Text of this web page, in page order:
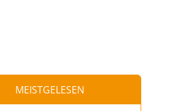
MEISTGELESEN